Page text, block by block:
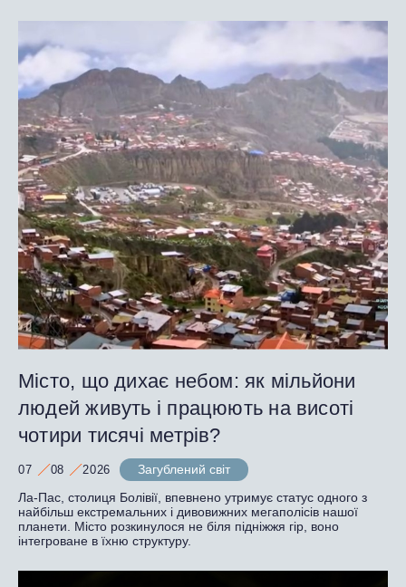
Місто, що дихає небом: як мільйони
людей живуть і працюють на висоті
чотири тисячі метрів?
07 08 2026
Загублений світ
Ла-Пас, столиця Болівії, впевнено утримує статус одного з
найбільш екстремальних і дивовижних мегаполісів нашої
планети. Місто розкинулося не біля підніжжя гір, воно
інтегроване в їхню структуру.